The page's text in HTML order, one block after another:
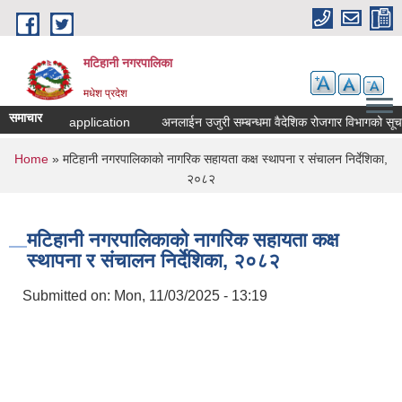
Skip to main content
मटिहानी नगरपालिका
मधेश प्रदेश
समाचार
Call for application अनलाईन उजुरी सम्बन्धमा वैदेशिक रोजगार विभागको
You are here
Home » मटिहानी नगरपालिकाको नागरिक सहायता कक्ष स्थापना र संचालन निर्देशिका,
२०८२
मटिहानी नगरपालिकाको नागरिक सहायता कक्ष
स्थापना र संचालन निर्देशिका, २०८२
Submitted on: Mon, 11/03/2025 - 13:19